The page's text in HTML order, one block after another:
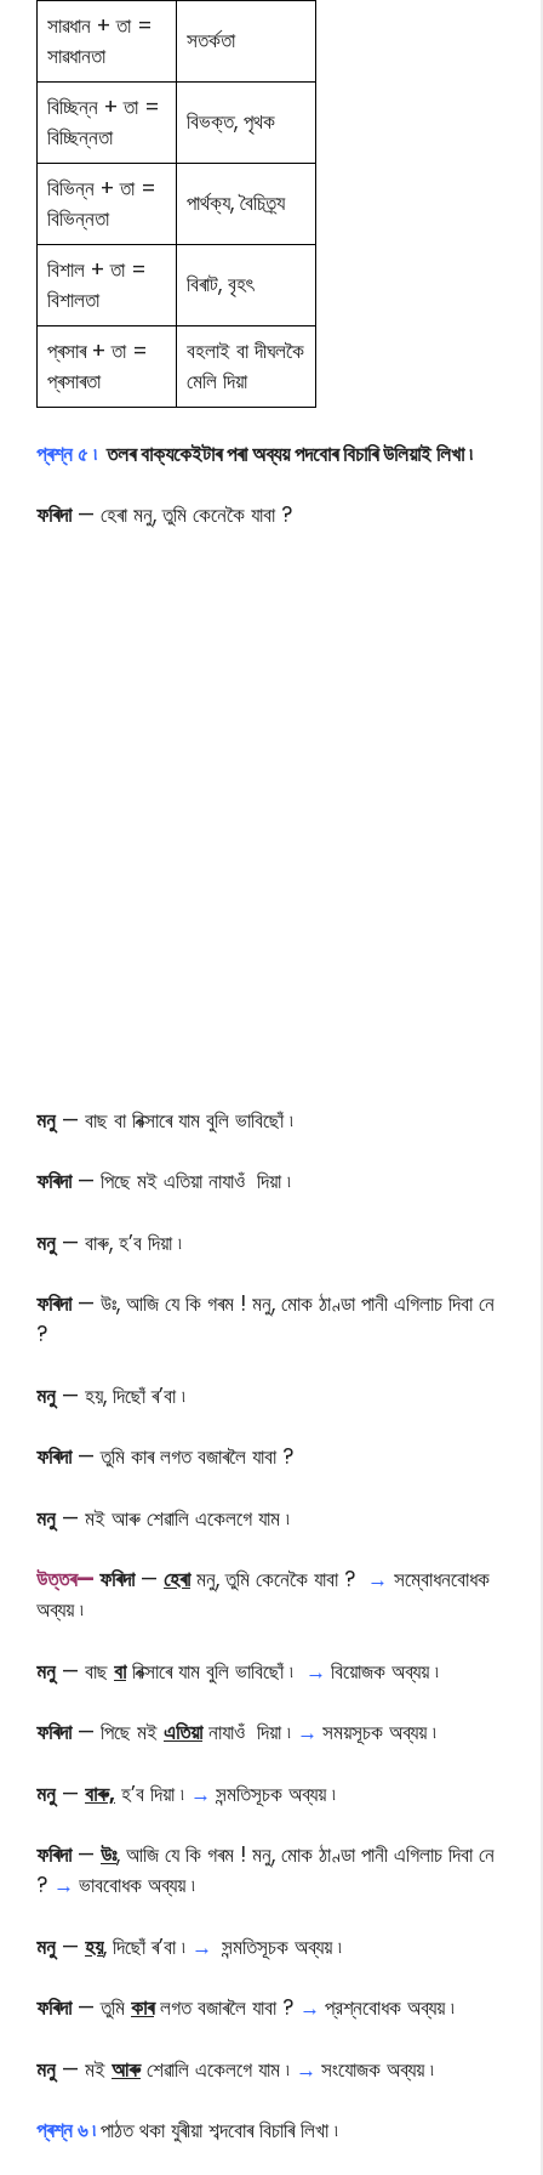
সাৱধান + তা =
সাৱধানতা
সতর্কতা
বিচ্ছিন্ন + তা =
বিচ্ছিন্নতা
বিভক্ত, পৃথক
বিভিন্ন + তা =
বিভিন্নতা
পার্থক্য, বৈচিত্র্য
বিশাল + তা =
বিশালতা
বিৰাট, বৃহৎ
প্ৰসাৰ + তা =
প্ৰসাৰতা
বহলাই বা দীঘলকৈ
মেলি দিয়া
প্ৰশ্ন ৫ ৷ তলৰ বাক্যকেইটাৰ পৰা অব্যয় পদবোৰ বিচাৰি উলিয়াই লিখা ৷
ফৰিদা— হেৰা মনু, তুমি কেনেকৈ যাবা ?
মনু— বাছ বা ৰিক্সাৰে যাম বুলি ভাবিছোঁ ৷
ফৰিদা— পিছে মই এতিয়া নাযাওঁ দিয়া ৷
মনু— বাৰু, হ’ব দিয়া ৷
ফৰিদা— উঃ, আজি যে কি গৰম ! মনু, মোক ঠাণ্ডা পানী এগিলাচ দিবা নে
?
মনু— হয়, দিছোঁ ৰ’বা ৷
ফৰিদা— তুমি কাৰ লগত বজাৰলৈ যাবা ?
মনু— মই আৰু শেৱালি একেলগে যাম ৷
উত্তৰ— ফৰিদা— হেৰামনু, তুমি কেনেকৈ যাবা ? → সম্বােধনবােধক
অব্যয় ৷
মনু— বাছ বাৰিক্সাৰে যাম বুলি ভাবিছোঁ ৷ → বিয়ােজক অব্যয় ৷
ফৰিদা— পিছে মই এতিয়ানাযাওঁ দিয়া ৷ → সময়সূচক অব্যয় ৷
মনু— বাৰু, হ’ব দিয়া ৷ → সন্মতিসূচক অব্যয় ৷
ফৰিদা— উঃ, আজি যে কি গৰম ! মনু, মোক ঠাণ্ডা পানী এগিলাচ দিবা নে
? → ভাববােধক অব্যয় ৷
মনু— হয়, দিছোঁ ৰ’বা ৷ → সন্মতিসূচক অব্যয় ৷
ফৰিদা— তুমি কাৰলগত বজাৰলৈ যাবা ? → প্রশ্নবােধক অব্যয় ৷
মনু— মই আৰুশেৱালি একেলগে যাম ৷ → সংযােজক অব্যয় ৷
প্ৰশ্ন ৬ ৷পাঠত থকা যুৰীয়া শব্দবোৰ বিচাৰি লিখা ৷